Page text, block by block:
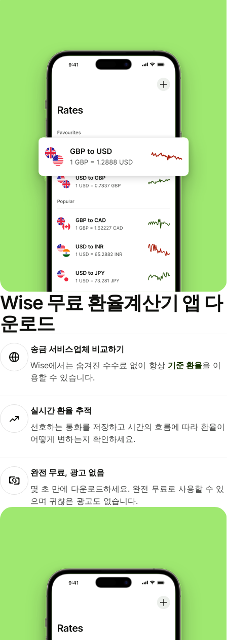
Wise 무료 환율계산기 앱 다
운로드
송금 서비스업체 비교하기
Wise에서는 숨겨진 수수료 없이 항상 기준 환율을 이
용할 수 있습니다.
실시간 환율 추적
선호하는 통화를 저장하고 시간의 흐름에 따라 환율이
어떻게 변하는지 확인하세요.
완전 무료, 광고 없음
몇 초 만에 다운로드하세요. 완전 무료로 사용할 수 있
으며 귀찮은 광고도 없습니다.